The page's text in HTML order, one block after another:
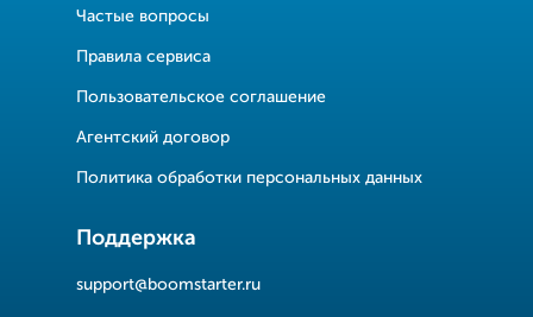
Частые вопросы
Правила сервиса
Пользовательское соглашение
Агентский договор
Политика обработки персональных данных
Поддержка
support@boomstarter.ru